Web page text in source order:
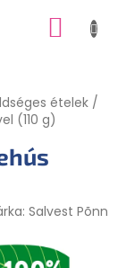
KOSÁR
ételek /
(110 g)
Salvest Põnn